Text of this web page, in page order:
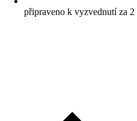
připraveno k vyzvednutí za